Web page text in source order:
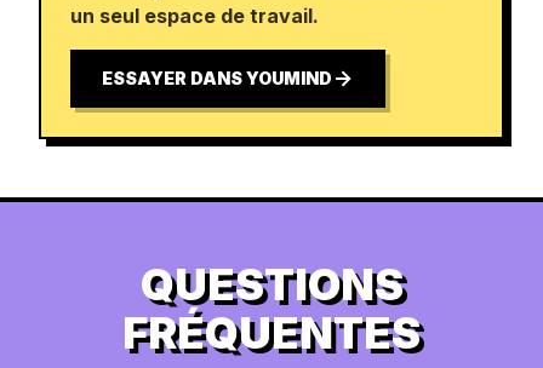
un seul espace de travail.
ESSAYER DANS YOUMIND
QUESTIONS
FRÉQUENTES